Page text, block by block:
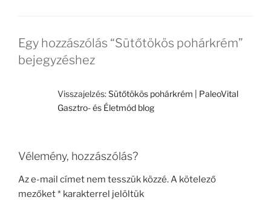
k
Egy hozzászólás “Sütőtökös pohárkrém”
bejegyzéshez
Visszajelzés:Sütőtökös pohárkrém | PaleoVital
Gasztro- és Életmód blog
Vélemény, hozzászólás?
Az e-mail címet nem tesszük közzé. A kötelező
mezőket* karakterrel jelöltük